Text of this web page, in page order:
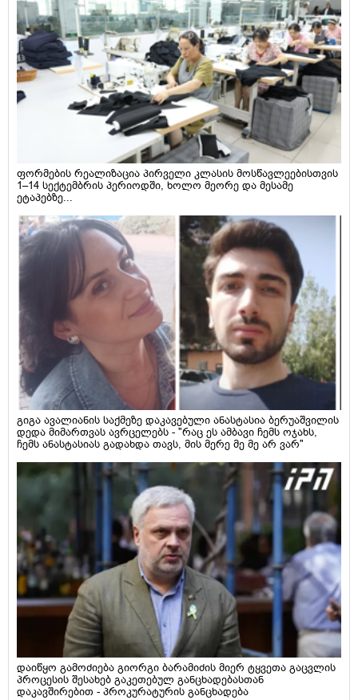
ფორმების რეალიზაცია პირველი კლასის მოსწავლეებისთვის
1–14 სექტემბრის პერიოდში, ხოლო მეორე და მესამე
ეტაპებზე...
გიგა ავალიანის საქმეზე დაკავებული ანასტასია ბერუაშვილის
დედა მიმართვას ავრცელებს - "რაც ეს ამბავი ჩემს ოჯახს,
ჩემს ანასტასიას გადახდა თავს, მის მერე მე მე არ ვარ"
დაიწყო გამოძიება გიორგი ბარამიძის მიერ ტყვეთა გაცვლის
პროცესის შესახებ გაკეთებულ განცხადებასთან
დაკავშირებით - პროკურატურის განცხადება